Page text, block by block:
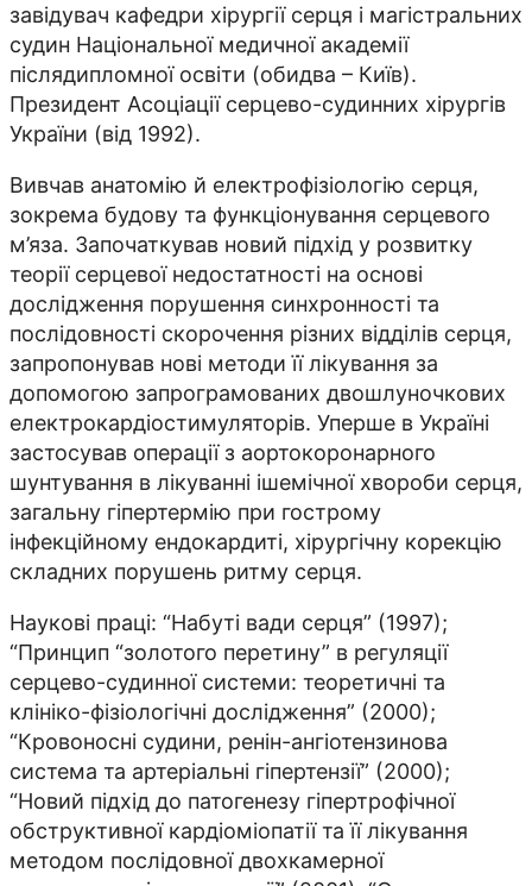
завідувач кафедри хірургії серця і магістральних
судин Національної медичної академії
післядипломної освіти (обидва – Київ).
Президент Асоціації серцево-судинних хірургів
України (від 1992).
Вивчав анатомію й електрофізіологію серця,
зокрема будову та функціонування серцевого
м’яза. Започаткував новий підхід у розвитку
теорії серцевої недостатності на основі
дослідження порушення синхронності та
послідовності скорочення різних відділів серця,
запропонував нові методи її лікування за
допомогою запрограмованих двошлуночкових
електрокардіостимуляторів. Уперше в Україні
застосував операції з аортокоронарного
шунтування в лікуванні ішемічної хвороби серця,
загальну гіпертермію при гострому
інфекційному ендокардиті, хірургічну корекцію
складних порушень ритму серця.
Наукові праці: “Набуті вади серця” (1997);
“Принцип “золотого перетину” в регуляції
серцево-судинної системи: теоретичні та
клініко-фізіологічні дослідження” (2000);
“Кровоносні судини, ренін-ангіотензинова
система та артеріальні гіпертензії” (2000);
“Новий підхід до патогенезу гіпертрофічної
обструктивної кардіоміопатії та її лікування
методом послідовної двохкамерної